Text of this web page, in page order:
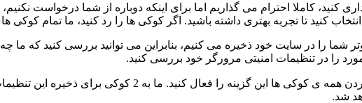
کنید، کاملا احترام می گذاریم اما برای اینکه دوباره از شما درخواست
کنید تا تجربه بهتری داشته باشید. اگر کوکی ها را رد کنید، ما تمام
را در سایت خود ذخیره می کنیم، بنابراین می توانید بررسی کنید که ما چه
را در تنظیمات امنیتی مرورگر خود بررسی کنید.
برای عدم نمایش دائمی نوار پیام و رد کردن همه ی
شد.